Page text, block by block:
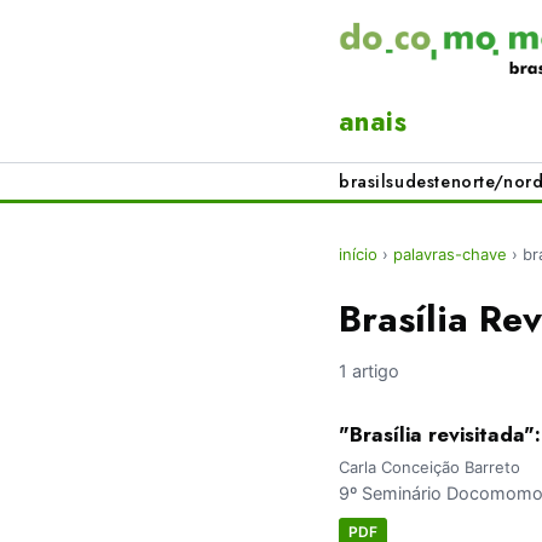
anais
brasilsudestenorte/
início › palavras-chave ›
Brasília
1 artigo
"Brasília
Carla Conceição Barreto
9º Seminário
PDF